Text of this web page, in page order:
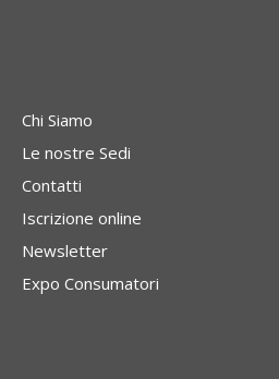
Chi Siamo
Le nostre Sedi
Contatti
Iscrizione online
Newsletter
Expo Consumatori